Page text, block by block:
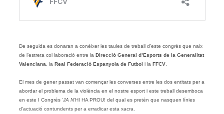
De seguida es donaran a conéixer les taules de treball d’este congrés que naix
de l’estreta col·laboració entre la Direcció General d’Esports de la Generalitat
Valenciana , la Real Federació Espanyola de Futbol i la FFCV.
El mes de gener passat van començar les converses entre les dos entitats per a
abordar el problema de la violència en el nostre esport i este treball desemboca
en este I Congrés ‘JA N’HI HA PROU! del qual es pretén que nasquen línies
d’actuació contundents per a erradicar esta xacra.